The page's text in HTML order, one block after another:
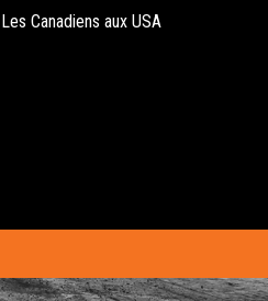
Les Canadiens aux USA